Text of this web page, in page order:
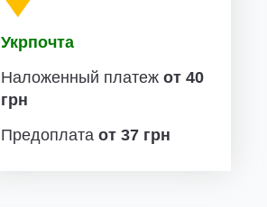
Укрпочта
Наложенный платежот 40
грн
Предоплатаот 37 грн